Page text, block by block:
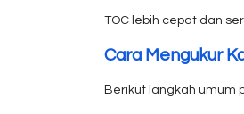
TOC lebih cepat dan
Cara Mengukur
Berikut langkah umum